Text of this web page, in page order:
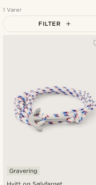
1 Varer
FILTER
Gravering